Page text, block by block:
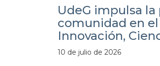
UdeG impulsa
comunidad en
Innovación,
10 de julio de 2026